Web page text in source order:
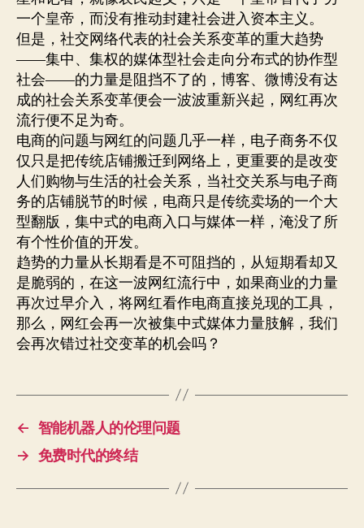
一个皇帝，而没有推动封建社会进入资本主义。
但是，社交网络代表的社会关系变革的重大趋势
——集中、集权的媒体型社会走向分布式的协作型
社会——的力量是阻挡不了的，博客、微博没有达
成的社会关系变革便会一波波重新兴起，网红再次
流行便不足为奇。
电商的问题与网红的问题几乎一样，电子商务不仅
仅只是把传统店铺搬迁到网络上，更重要的是改变
人们购物与生活的社会关系，当社交关系与电子商
务的店铺脱节的时候，电商只是传统卖场的一个大
型翻版，集中式的电商入口与媒体一样，淹没了所
有个性价值的开发。
趋势的力量从长期看是不可阻挡的，从短期看却又
是脆弱的，在这一波网红流行中，如果商业的力量
再次过早介入，将网红看作电商直接兑现的工具，
那么，网红会再一次被集中式媒体力量肢解，我们
会再次错过社交变革的机会吗？
← 智能机器人的伦理问题
→ 免费时代的终结